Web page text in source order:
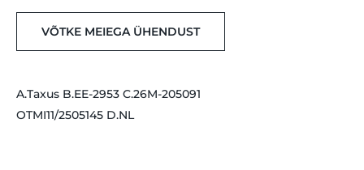
VÕTKE MEIEGA ÜHENDUST
A.Taxus B.EE-2953 C.26M-205091
OTMI11/2505145 D.NL